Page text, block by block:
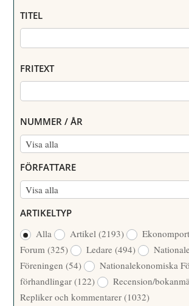
TITEL
FRITEXT
NUMMER / ÅR
Visa alla
N
M
M
/
Å
R
FÖRFATTARE
Visa alla
R
F
A
T
T
A
ARTIKELTYP
Alla
Artikel(2193)
Forum(325) Ledare(494)
Föreningen(54)
Nationalekonomiska
förhandlingar(122) Recension/
Repliker och kommentarer(1032)